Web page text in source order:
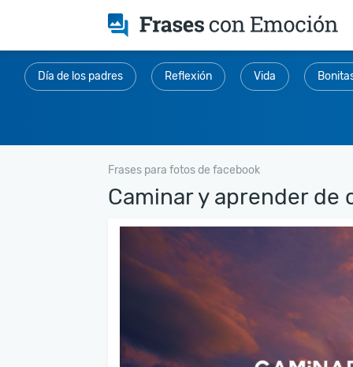
Día de los padres Reflexión Vida
Frases para fotos de facebook
Caminar y aprender de